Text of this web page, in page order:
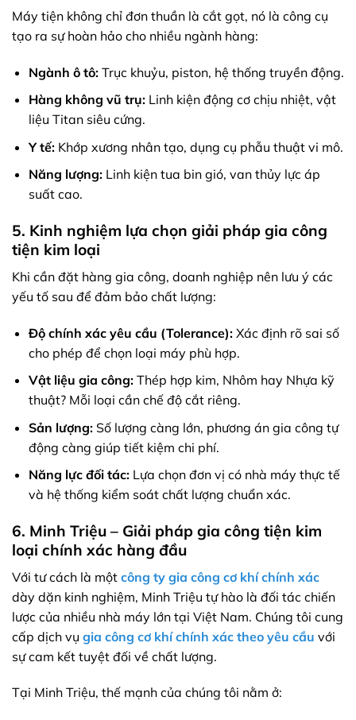
Máy tiện không chỉ đơn thuần là cắt gọt, nó là công cụ
tạo ra sự hoàn hảo cho nhiều ngành hàng:
Ngành ô tô:Trục khuỷu, piston, hệ thống truyền động.
Hàng không vũ trụ:Linh kiện động cơ chịu nhiệt, vật
liệu Titan siêu cứng.
Y tế:Khớp xương nhân tạo, dụng cụ phẫu thuật vi mô.
Năng lượng:Linh kiện tua bin gió, van thủy lực áp
suất cao.
5. Kinh nghiệm lựa chọn giải pháp gia công
tiện kim loại
Khi cần đặt hàng gia công, doanh nghiệp nên lưu ý các
yếu tố sau để đảm bảo chất lượng:
Độ chính xác yêu cầu (Tolerance):Xác định rõ sai số
cho phép để chọn loại máy phù hợp.
Vật liệu gia công:Thép hợp kim, Nhôm hay Nhựa kỹ
thuật? Mỗi loại cần chế độ cắt riêng.
Sản lượng:Số lượng càng lớn, phương án gia công tự
động càng giúp tiết kiệm chi phí.
Năng lực đối tác:Lựa chọn đơn vị có nhà máy thực tế
và hệ thống kiểm soát chất lượng chuẩn xác.
6. Minh Triệu – Giải pháp gia công tiện kim
loại chính xác hàng đầu
Với tư cách là một công ty gia công cơ khí chính xác
dày dặn kinh nghiệm, Minh Triệu tự hào là đối tác chiến
lược của nhiều nhà máy lớn tại Việt Nam. Chúng tôi cung
cấp dịch vụ gia công cơ khí chính xác theo yêu cầu với
sự cam kết tuyệt đối về chất lượng.
Tại Minh Triệu, thế mạnh của chúng tôi nằm ở: